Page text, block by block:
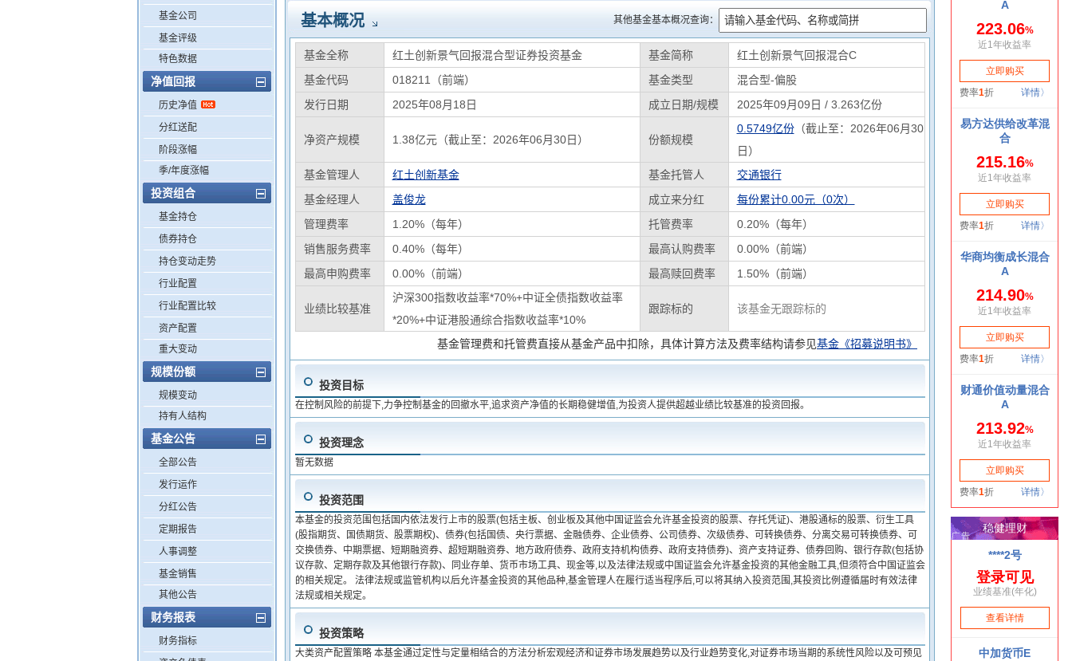
基金公司
基金评级
特色数据
净值回报
历史净值
分红送配
阶段涨幅
季/年度涨幅
投资组合
基金持仓
债券持仓
持仓变动走势
行业配置
行业配置比较
资产配置
重大变动
规模份额
规模变动
持有人结构
基金公告
全部公告
发行运作
分红公告
定期报告
人事调整
基金销售
其他公告
财务报表
财务指标
基本概况 其他基金基本概况查询：
基金全称 红土创新景气回报混合型证券投资基金 基金简称
红土创新景气回报混合C
基金代码
018211（前端） 基金类型
混合型-偏股
发行日期
2025年08月18日 成立日期/规模 2025年09月09日 / 3.263亿份
净资产规模 1.38亿元（截止至：2026年06月30日） 份额规模
0.5749亿份（截止至：2026年06月30
日）
基金管理人
红土创新基金 基金托管人
交通银行
基金经理人
盖俊龙 成立来分红
每份累计0.00元（0次）
管理费率
1.20%（每年） 托管费率
0.20%（每年）
销售服务费率
0.40%（每年） 最高认购费率
0.00%（前端）
最高申购费率
0.00%（前端） 最高赎回费率 1.50%（前端）
业绩比较基准
沪深300指数收益率*70%+中证全债指数收益率
*20%+中证港股通综合指数收益率*10%
跟踪标的 该基金无跟踪标的
基金管理费和托管费直接从基金产品中扣除，具体计算方法及费率结构请参见基金《招募说明书》
投资目标
在控制风险的前提下,力争控制基金的回撤水平,追求资产净值的长期稳健增值,为投资人提供超越业绩比较基准的投资回报。
投资理念
暂无数据
投资范围
本基金的投资范围包括国内依法发行上市的股票(包括主板、创业板及其他中国证监会允许基金投资的股票、存托凭证)、港股通标的股票、衍生工具
(股指期货、国债期货、股票期权)、债券(包括国债、央行票据、金融债券、企业债券、公司债券、次级债券、可转换债券、分离交易可转换债券、可
交换债券、中期票据、短期融资券、超短期融资券、地方政府债券、政府支持机构债券、政府支持债券)、资产支持证券、债券回购、银行存款(包括协
议存款、定期存款及其他银行存款)、同业存单、货币市场工具、现金等,以及法律法规或中国证监会允许基金投资的其他金融工具,但须符合中国证监会
的相关规定。 法律法规或监管机构以后允许基金投资的其他品种,基金管理人在履行适当程序后,可以将其纳入投资范围,其投资比例遵循届时有效法律
法规或相关规定。
投资策略
大类资产配置策略 本基金通过定性与定量相结合的方法分析宏观经济和证券市场发展趋势以及行业趋势变化,对证券市场当期的系统性风险以及可预见